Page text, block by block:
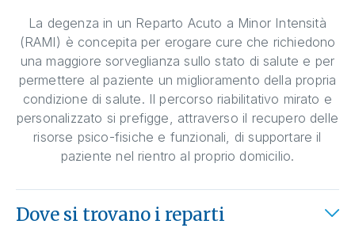
La degenza in un Reparto Acuto a Minor Intensità
(RAMI) è concepita per erogare cure che richiedono
una maggiore sorveglianza sullo stato di salute e per
permettere al paziente un miglioramento della propria
condizione di salute. Il percorso riabilitativo mirato e
personalizzato si prefigge, attraverso il recupero delle
risorse psico-fisiche e funzionali, di supportare il
paziente nel rientro al proprio domicilio.
Dove si trovano i reparti